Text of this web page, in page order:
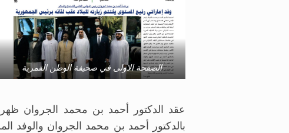
الصفحة الاولى في صحيفة الوطن القمرية
عقد الدكتور أحمد بن محمد الجروان
بالدكتور أحمد بن محمد الجروان والوفد